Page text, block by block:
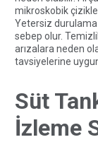
mikroskobik
Yetersiz durulama
sebep olur.
arızalara neden
tavsiyelerine
Süt
İzleme